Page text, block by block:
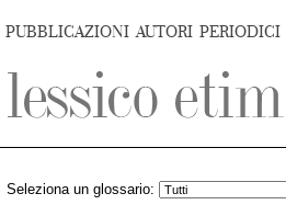
PUBBLICAZIONI AUTORI PERIODICI
Seleziona un glossario: